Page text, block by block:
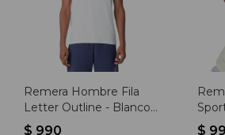
Remera Hombre Fila
Letter Outline - Blanco-
marino
$ 990 $